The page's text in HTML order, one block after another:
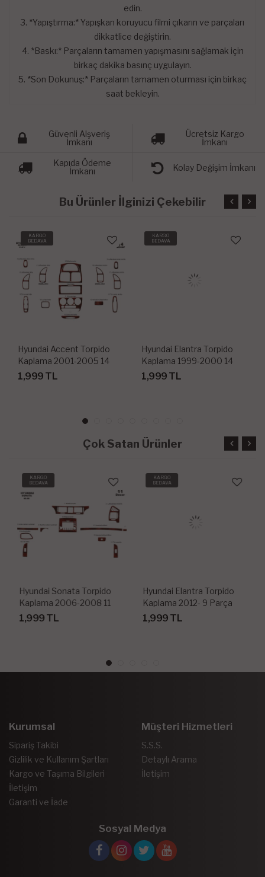
edin.
3. *Yapıştırma:* Yapışkan koruyucu filmi çıkarın ve parçaları
dikkatlice değiştirin.
4. *Baskı:* Parçaların tamamen yapışmasını sağlamak için
birkaç dakika basınç uygulayın.
5. *Son Dokunuş:* Parçaların tamamen oturması için birkaç
saat bekleyin.
Güvenli Alşveriş
İmkanı
Ücretsiz Kargo
İmkanı
Kapıda Ödeme
İmkanı
Kolay Değişim İmkanı
Bu Ürünler İlginizi Çekebilir
KARGO
BEDAVA
Hyundai Accent Torpido
Kaplama 2001-2005 14
Parça
1,999 TL
KARGO
BEDAVA
Hyundai Elantra Torpido
Kaplama 1999-2000 14
Parça
1,999 TL
Çok Satan Ürünler
KARGO
BEDAVA
Hyundai Sonata Torpido
Kaplama 2006-2008 11
Parça
1,999 TL
KARGO
BEDAVA
Hyundai Elantra Torpido
Kaplama 2012- 9 Parça
1,999 TL
Kurumsal
Sipariş Takibi
Gizlilik ve Kullanım Şartları
Kargo ve Taşıma Bilgileri
İletişim
Garanti ve İade
Müşteri Hizmetleri
S.S.S.
Detaylı Arama
İletişim
Sosyal Medya